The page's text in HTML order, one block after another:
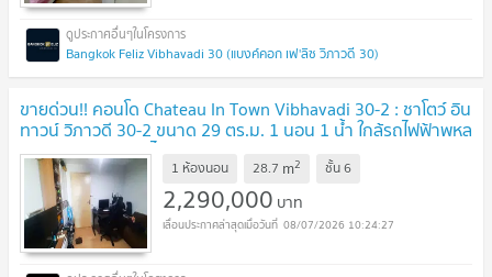
Bangkok Feliz Vibhavadi 30 (แบงค์คอก เฟ'ลิซ วิภาวดี 30)
ขายด่วน!! คอนโด Chateau In Town Vibhavadi 30-2 : ชาโตว์ อิน
ทาวน์ วิภาวดี 30-2 ขนาด 29 ตร.ม. 1 นอน 1 น้ำ ใกล้รถไฟฟ้าพหล
24 ทะลุถนนวิภาวดีได้
1 ห้องนอน 28.7 m2 ชั้น6
2,290,000 บาท
08/07/2026 10:24:27